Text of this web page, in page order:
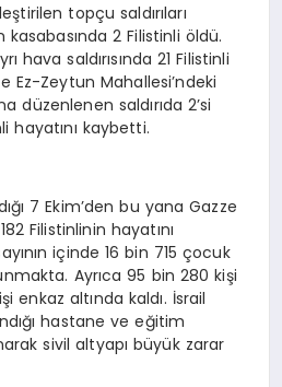
topçu saldırıları
2 Filistinli öldü.
hava saldırısında 21 Filistinli
Ez-Zeytun Mahallesi’ndeki
düzenlenen saldırıda 2’si
hayatını kaybetti.
7 Ekim’den bu yana Gazze
Filistinlinin hayatını
içinde 16 bin 715 çocuk
Ayrıca 95 bin 280 kişi
enkaz altında kaldı. İsrail
hastane ve eğitim
sivil altyapı büyük zarar